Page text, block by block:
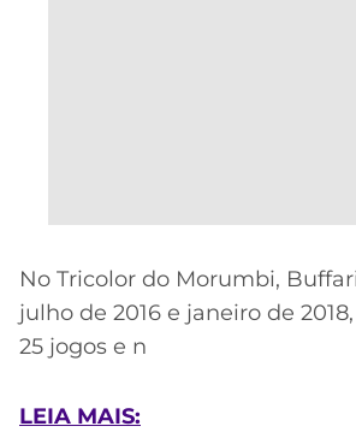
No Tricolor do Morumbi,
julho de 2016 e janeiro de
25 jogos e n
LEIA MAIS: